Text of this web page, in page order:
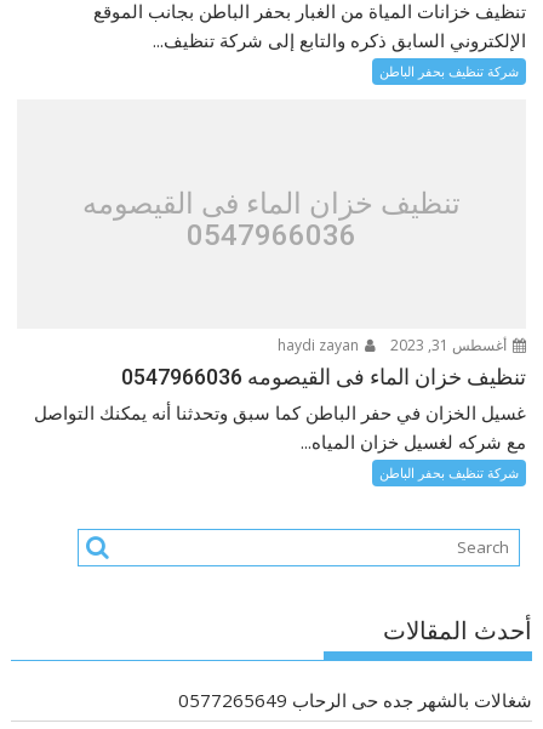
تنظيف خزانات المياة من الغبار بحفر الباطن‎ بجانب الموقع
الإلكتروني السابق ذكره والتابع إلى شركة تنظيف...
شركة تنظيف بحفر الباطن
تنظيف خزان الماء فى القيصومه
0547966036
أغسطس 31, 2023
تنظيف خزان الماء فى القيصومه 0547966036
غسيل الخزان في حفر الباطن‎ كما سبق وتحدثنا أنه يمكنك التواصل
مع شركه لغسيل خزان المياه...
شركة تنظيف بحفر الباطن
أحدث المقالات
شغالات بالشهر جده حى الرحاب 0577265649